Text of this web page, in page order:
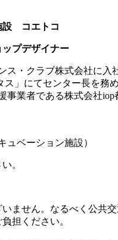
設 コエトコ
プデザイナー
ス・クラブ株式会社に
」にてセンター長を務め
事業者である株式会社
ュベーション施設）
。
いません。なるべく公共
担ください。